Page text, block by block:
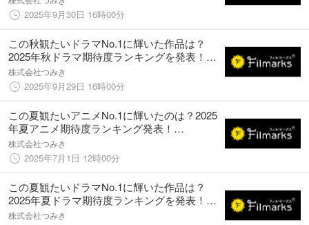
2025年9月30日 16時00分
この秋観たいドラマNo.1に輝いた作品は？
2025年秋ドラマ期待度ランキングを発表！
《Filmarks調べ》
株式会社つみき
2025年9月29日 16時00分
この夏観たいアニメNo.1に輝いたのは？2025
年夏アニメ期待度ランキング発表！
《Filmarks調べ》
株式会社つみき
2025年7月1日 12時00分
この夏観たいドラマNo.1に輝いた作品は？
2025年夏ドラマ期待度ランキングを発表！
《Filmarks調べ》
株式会社つみき